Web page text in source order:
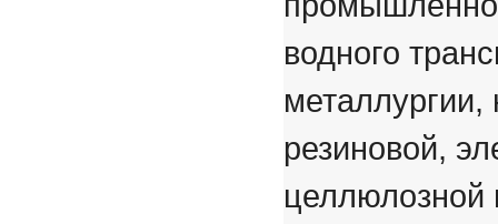
водного
металлургии,
резиновой,
целлюлозной